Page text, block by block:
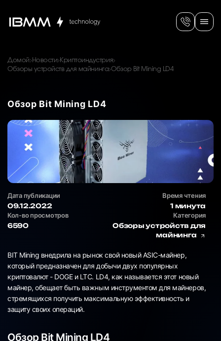
Домой Новости Криптоиндустрия
Обзоры устройств для майнинга Обзор Bit Mining LD4
Обзор Bit Mining LD4
Дата публикации
09.12.2022
Время чтения
1 минута
Кол-во просмотров
6590
Категория
Обзоры устройств для
майнинга
BIT Mining внедрила на рынок свой новый ASIC-майнер,
который предназначен для добычи двух популярных
криптовалют - DOGE и LTC. LD4, как называется этот новый
майнер, обещает быть важным инструментом для майнеров,
стремящихся получить максимальную эффективность и
защиту своих операций.
Обзор Bit Mining LD4